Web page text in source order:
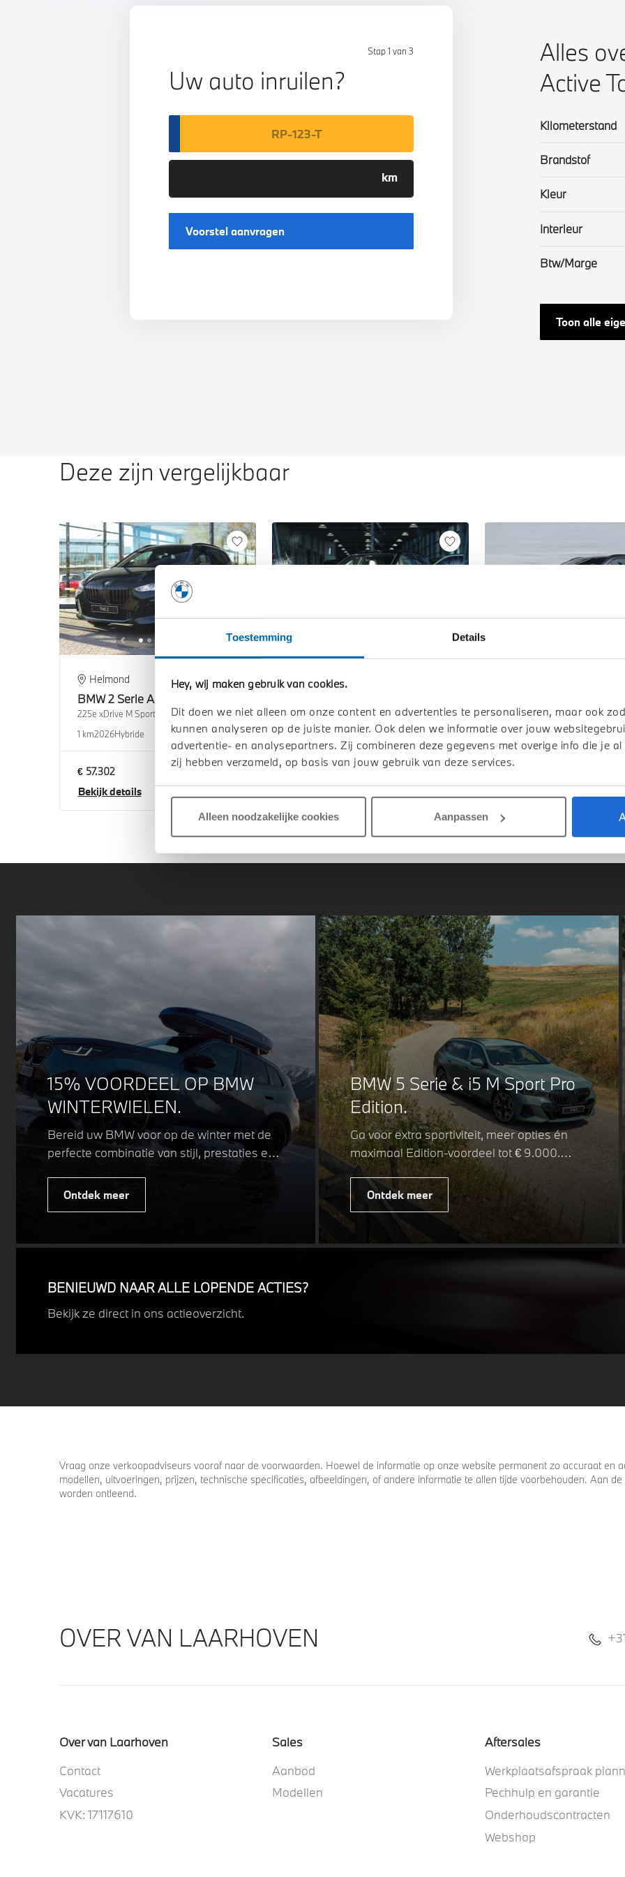
Toestemming Details
Hey, wij maken gebruik van cookies.
Dit doen we niet alleen om onze content en advertenties te personaliseren, maar ook
kunnen analyseren op de juiste manier. Ook delen we informatie over jouw
advertentie- en analysepartners. Zij combineren deze gegevens met overige info die je
zij hebben verzameld, op basis van jouw gebruik van deze services.
Alleen noodzakelijke cookies Aanpassen
Stap 1 van 3
Uw auto inruilen?
Voorstel aanvragen
Alles
Active
Kilometerstand
Brandstof
Kleur
Interieur
Btw/Marge
Toon alle
Deze zijn vergelijkbaar
Helmond
BMW 2 Serie Active Tourer
225e xDrive M Sport Automaat
1 km2026Hybride
€ 57.302
Bekijk details
Uden
225e xDrive M Sport Automaat
1 km2026Hybride
€ 58.067
225e xDrive M Sport Automaat
1 km2026Hybride
15% VOORDEEL OP BMW
WINTERWIELEN.
Bereid uw BMW voor op de winter met de
perfecte combinatie van stijl, prestaties en
of elegante look, onze winterwielen zijn
uitdagende weersomstandigheden.
Ontdek meer
BMW 5 Serie & i5 M Sport Pro
Edition.
Ga voor extra sportiviteit, meer opties én
maximaal Edition-voordeel tot € 9.000.
Fiscaal leverbaar vanaf € 75.347. Met de
BMW 5 Serie & i5 M Sport Pro Edition kiest
u voor een rijk uitgeruste uitvoering waarin
juist de details het verschil maken. De
details die ervoor zorgen dat u nog één
keer omkijkt voordat u verder loopt.
Ontdek meer
BENIEUWD NAAR ALLE LOPENDE ACTIES?
Bekijk ze direct in ons actieoverzicht.
Vraag onze verkoopadviseurs vooraf naar de voorwaarden. Hoewel de informatie op onze website permanent zo accuraat en
modellen, uitvoeringen, prijzen, technische specificaties, afbeeldingen, of andere informatie te allen tijde voorbehouden. Aan
worden ontleend.
OVER VAN LAARHOVEN
Over van Laarhoven
Contact
Vacatures
KVK: 17117610
Sales
Aanbod
Modellen
Aftersales
Werkplaatsafspraak
Pechhulp en garantie
Onderhoudscontracten
Webshop